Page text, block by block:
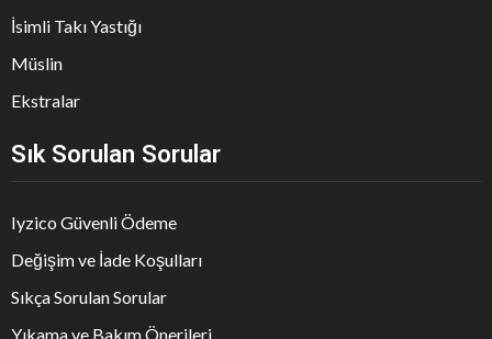
İsimli Takı Yastığı
Müslin
Ekstralar
Sık Sorulan Sorular
Iyzico Güvenli Ödeme
Değişim ve İade Koşulları
Sıkça Sorulan Sorular
Yıkama ve Bakım Önerileri